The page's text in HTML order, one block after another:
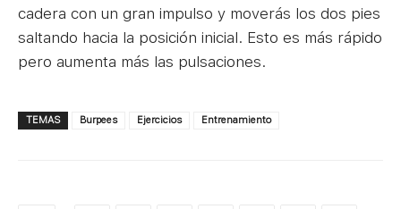
cadera con un gran impulso y moverás los dos pies
saltando hacia la posición inicial. Esto es más rápido
pero aumenta más las pulsaciones.
TEMAS Burpees Ejercicios Entrenamiento